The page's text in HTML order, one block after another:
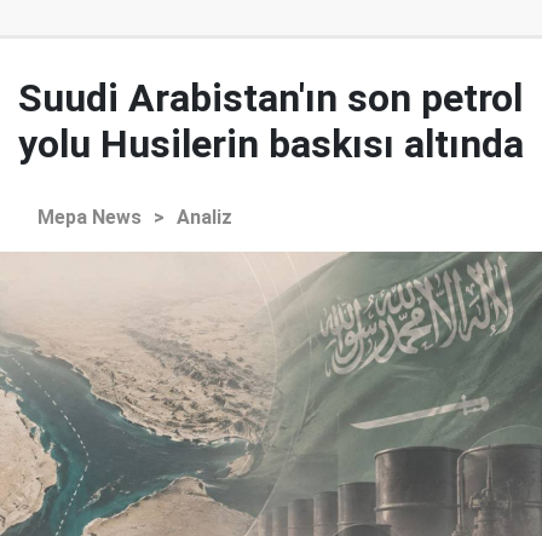
Suudi Arabistan'ın son petrol
yolu Husilerin baskısı altında
Mepa News > Analiz